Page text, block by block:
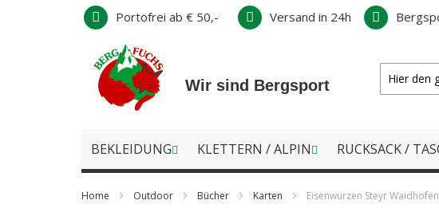
Direkt
Inhalt
Portofrei ab € 50,- Versand in 24h
Wir sind Bergsport
BEKLEIDUNG KLETTERN / ALPIN RUCKSACK /
Home Outdoor Bücher Karten Eisenwurzen Steyr Waidhofen